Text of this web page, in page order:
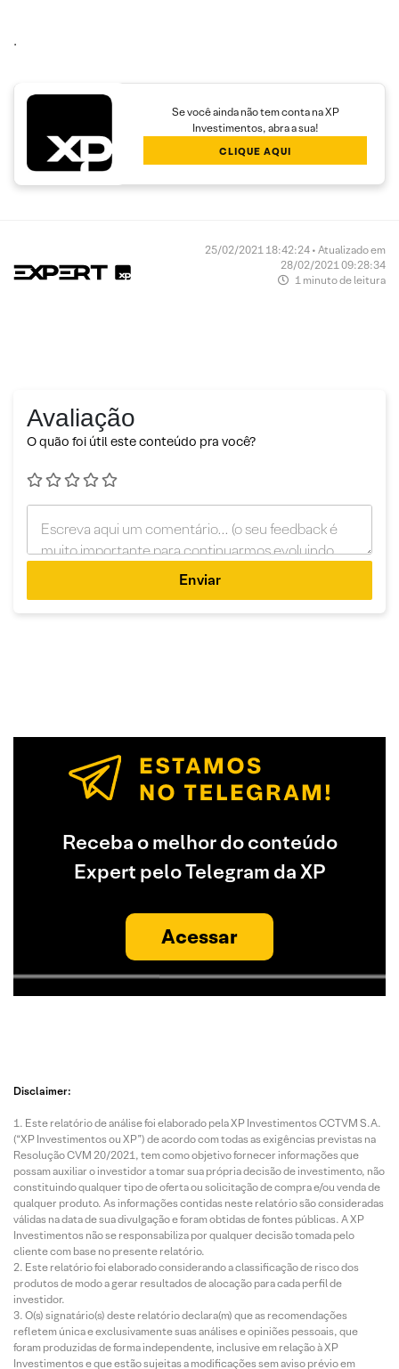
.
Se você ainda não tem conta na XP
Investimentos, abra a sua!
CLIQUE AQUI
25/02/2021 18:42:24 • Atualizado em
28/02/2021 09:28:34
1 minuto de leitura
Avaliação
O quão foi útil este conteúdo pra você?
Enviar
Receba o melhor do conteúdo
Expert pelo Telegram da XP
Acessar
Disclaimer:
Este relatório de análise foi elaborado pela XP Investimentos CCTVM S.A.
(“XP Investimentos ou XP”) de acordo com todas as exigências previstas na
Resolução CVM 20/2021, tem como objetivo fornecer informações que
possam auxiliar o investidor a tomar sua própria decisão de investimento, não
constituindo qualquer tipo de oferta ou solicitação de compra e/ou venda de
qualquer produto. As informações contidas neste relatório são consideradas
válidas na data de sua divulgação e foram obtidas de fontes públicas. A XP
Investimentos não se responsabiliza por qualquer decisão tomada pelo
cliente com base no presente relatório.
Este relatório foi elaborado considerando a classificação de risco dos
produtos de modo a gerar resultados de alocação para cada perfil de
investidor.
O(s) signatário(s) deste relatório declara(m) que as recomendações
refletem única e exclusivamente suas análises e opiniões pessoais, que
foram produzidas de forma independente, inclusive em relação à XP
Investimentos e que estão sujeitas a modificações sem aviso prévio em